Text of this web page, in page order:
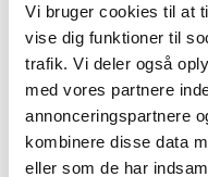
Vi bruger cookies til at
vise dig funktioner til
trafik. Vi deler også
med vores partnere
annonceringspartnere
kombinere disse data
eller som de har
for at pakke bilen, klar til
kolleager skal stå tidligt op
Med hans stille og rolige
og kunder – og der skal
hidse ham op.
En kollega og